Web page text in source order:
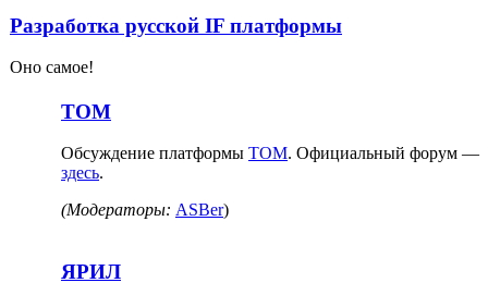
Разработка русской IF платформы
Оно самое!
ТОМ
Обсуждение платформы ТОМ. Официальный форум —
здесь.
(Модераторы: ASBer)
ЯРИЛ